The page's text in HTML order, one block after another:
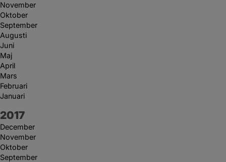
November
Oktober
September
Augusti
Juni
Maj
April
Mars
Februari
Januari
År:
2017
December
November
Oktober
September